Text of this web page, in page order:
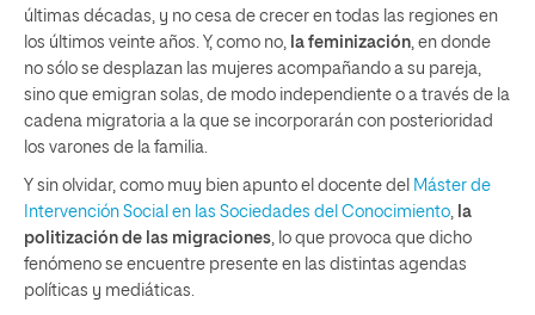
últimas décadas, y no cesa de crecer en todas las regiones en
los últimos veinte años. Y, como no, la feminización, en donde
no sólo se desplazan las mujeres acompañando a su pareja,
sino que emigran solas, de modo independiente o a través de la
cadena migratoria a la que se incorporarán con posterioridad
los varones de la familia.
Y sin olvidar, como muy bien apunto el docente del Máster de
Intervención Social en las Sociedades del Conocimiento, la
politización de las migraciones, lo que provoca que dicho
fenómeno se encuentre presente en las distintas agendas
políticas y mediáticas.